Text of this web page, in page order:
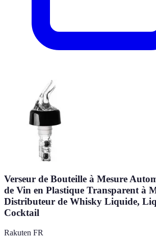
Verseur de Bouteille à Mesure
de Vin en Plastique Transparent à
Distributeur de Whisky Liquide,
Cocktail
Rakuten FR